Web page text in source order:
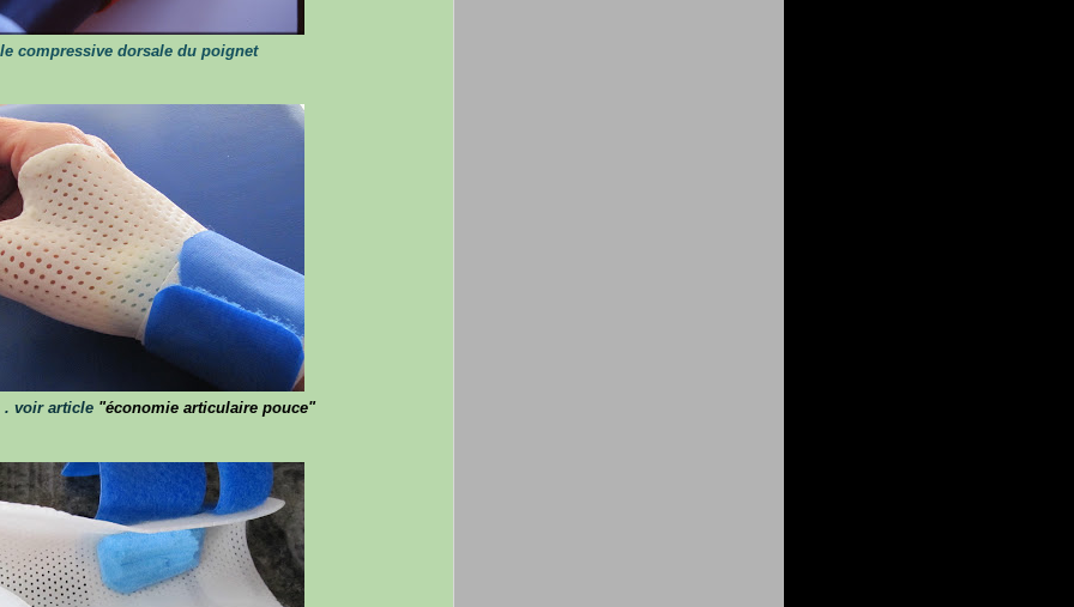
compressive dorsale du poignet
. voir article "économie articulaire pouce"